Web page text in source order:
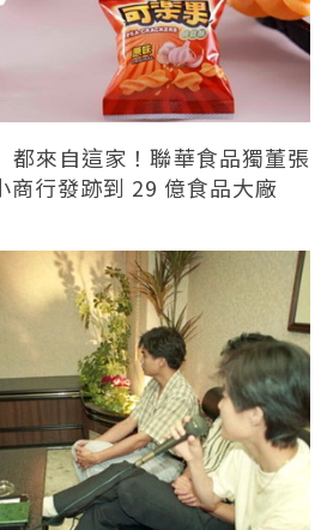
都來自這家！聯華食品獨董張
商行發跡到 29 億食品大廠